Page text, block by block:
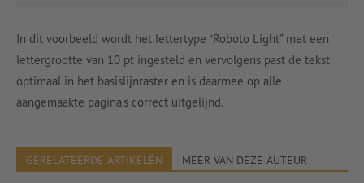
In dit voorbeeld wordt het lettertype “Roboto Light” met een
lettergrootte van 10 pt ingesteld en vervolgens past de tekst
optimaal in het basislijnraster en is daarmee op alle
aangemaakte pagina’s correct uitgelijnd.
GERELATEERDE ARTIKELEN MEER VAN DEZE AUTEUR